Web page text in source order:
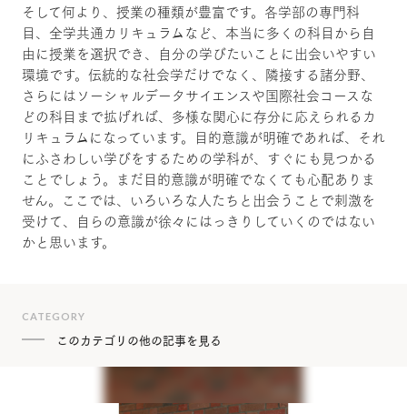
そして何より、授業の種類が豊富です。各学部の専門科
目、全学共通カリキュラムなど、本当に多くの科目から自
由に授業を選択でき、自分の学びたいことに出会いやすい
環境です。伝統的な社会学だけでなく、隣接する諸分野、
さらにはソーシャルデータサイエンスや国際社会コースな
どの科目まで拡げれば、多様な関心に存分に応えられるカ
リキュラムになっています。目的意識が明確であれば、それ
にふさわしい学びをするための学科が、すぐにも見つかる
ことでしょう。まだ目的意識が明確でなくても心配ありま
せん。ここでは、いろいろな人たちと出会うことで刺激を
受けて、自らの意識が徐々にはっきりしていくのではない
かと思います。
CATEGORY
このカテゴリの他の記事を見る